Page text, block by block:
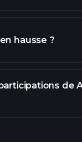
hausse ?
AGAWX
de